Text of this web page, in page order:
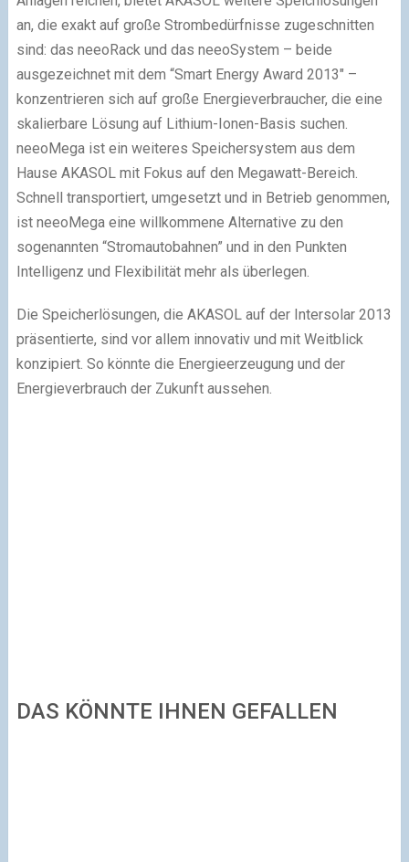
an, die exakt auf große Strombedürfnisse zugeschnitten
sind: das neeoRack und das neeoSystem – beide
ausgezeichnet mit dem “Smart Energy Award 2013″ –
konzentrieren sich auf große Energieverbraucher, die eine
skalierbare Lösung auf Lithium-Ionen-Basis suchen.
neeoMega ist ein weiteres Speichersystem aus dem
Hause AKASOL mit Fokus auf den Megawatt-Bereich.
Schnell transportiert, umgesetzt und in Betrieb genommen,
ist neeoMega eine willkommene Alternative zu den
sogenannten “Stromautobahnen” und in den Punkten
Intelligenz und Flexibilität mehr als überlegen.
Die Speicherlösungen, die AKASOL auf der Intersolar 2013
präsentierte, sind vor allem innovativ und mit Weitblick
konzipiert. So könnte die Energieerzeugung und der
Energieverbrauch der Zukunft aussehen.
DAS KÖNNTE IHNEN GEFALLEN